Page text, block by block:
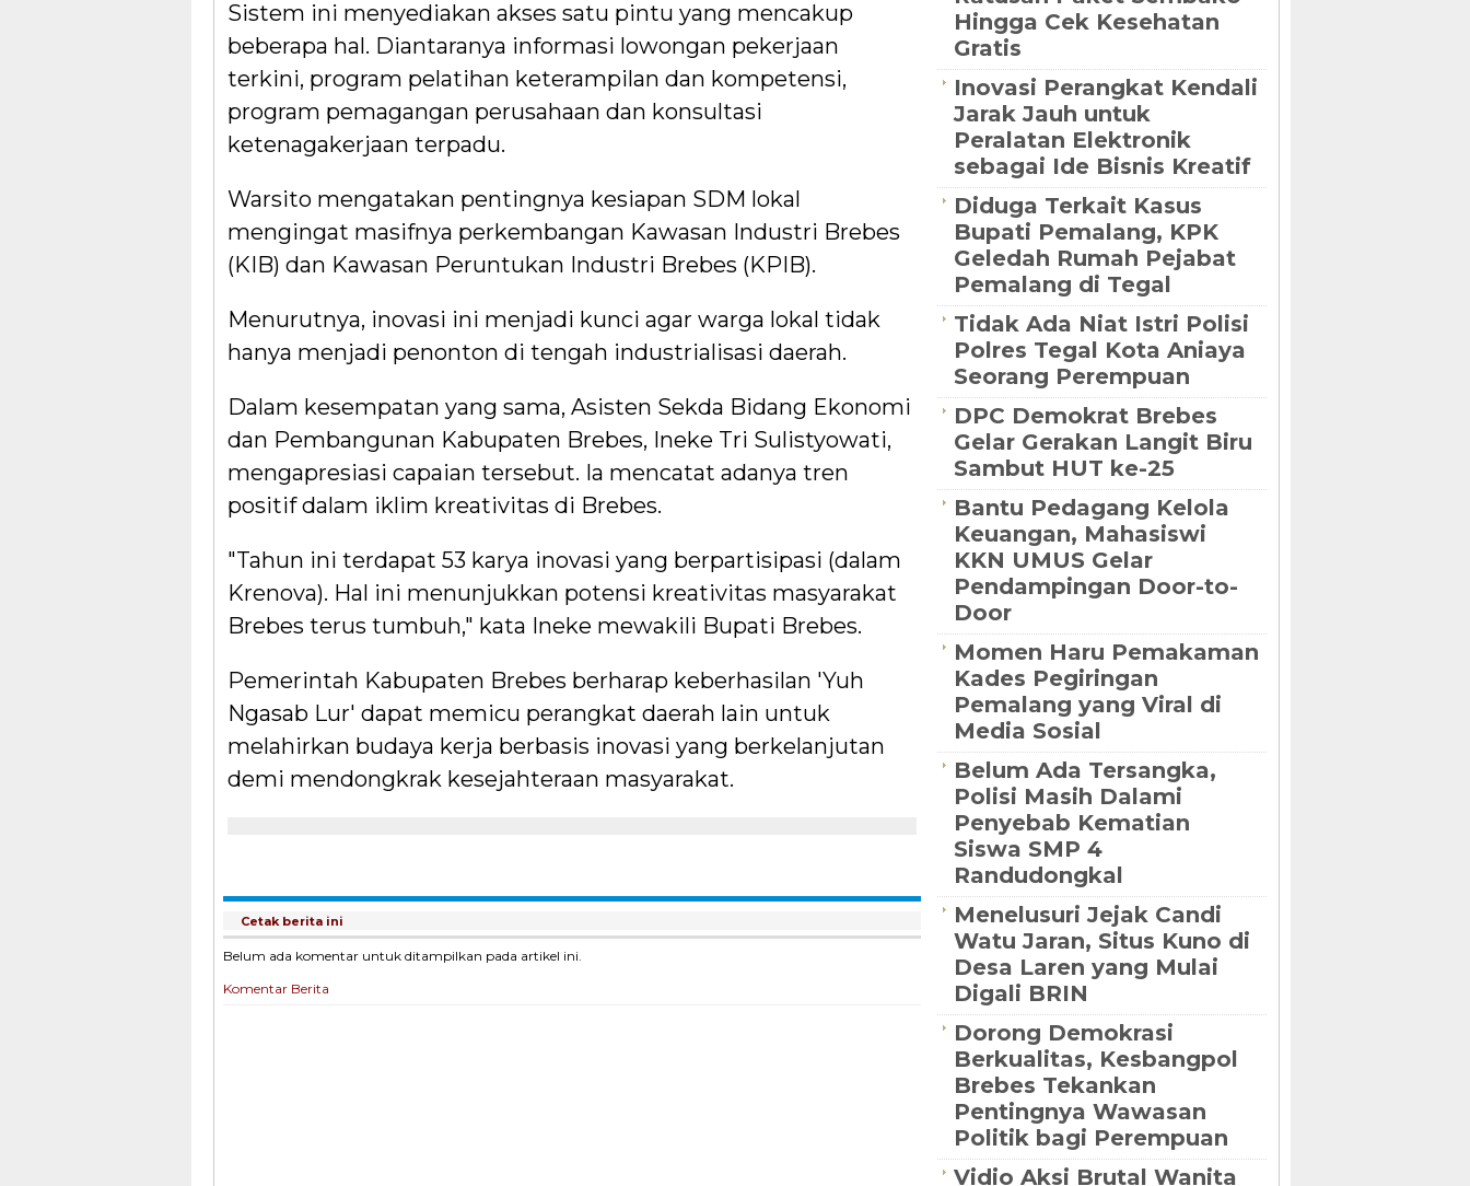
Sistem ini menyediakan akses satu pintu yang mencakup
beberapa hal. Diantaranya informasi lowongan pekerjaan
terkini, program pelatihan keterampilan dan kompetensi,
program pemagangan perusahaan dan konsultasi
ketenagakerjaan terpadu.
Warsito mengatakan pentingnya kesiapan SDM lokal
mengingat masifnya perkembangan Kawasan Industri Brebes
(KIB) dan Kawasan Peruntukan Industri Brebes (KPIB).
Menurutnya, inovasi ini menjadi kunci agar warga lokal tidak
hanya menjadi penonton di tengah industrialisasi daerah.
Dalam kesempatan yang sama, Asisten Sekda Bidang Ekonomi
dan Pembangunan Kabupaten Brebes, Ineke Tri Sulistyowati,
mengapresiasi capaian tersebut. Ia mencatat adanya tren
positif dalam iklim kreativitas di Brebes.
"Tahun ini terdapat 53 karya inovasi yang berpartisipasi (dalam
Krenova). Hal ini menunjukkan potensi kreativitas masyarakat
Brebes terus tumbuh," kata Ineke mewakili Bupati Brebes.
Pemerintah Kabupaten Brebes berharap keberhasilan 'Yuh
Ngasab Lur' dapat memicu perangkat daerah lain untuk
melahirkan budaya kerja berbasis inovasi yang berkelanjutan
demi mendongkrak kesejahteraan masyarakat.
Cetak berita ini
Belum ada komentar untuk ditampilkan pada artikel ini.
Komentar Berita
Hingga Cek Kesehatan
Gratis
Inovasi Perangkat Kendali
Jarak Jauh untuk
Peralatan Elektronik
sebagai Ide Bisnis Kreatif
Diduga Terkait Kasus
Bupati Pemalang, KPK
Geledah Rumah Pejabat
Pemalang di Tegal
Tidak Ada Niat Istri Polisi
Polres Tegal Kota Aniaya
Seorang Perempuan
DPC Demokrat Brebes
Gelar Gerakan Langit Biru
Sambut HUT ke-25
Bantu Pedagang Kelola
Keuangan, Mahasiswi
KKN UMUS Gelar
Pendampingan Door-to-
Door
Momen Haru Pemakaman
Kades Pegiringan
Pemalang yang Viral di
Media Sosial
Belum Ada Tersangka,
Polisi Masih Dalami
Penyebab Kematian
Siswa SMP 4
Randudongkal
Menelusuri Jejak Candi
Watu Jaran, Situs Kuno di
Desa Laren yang Mulai
Digali BRIN
Dorong Demokrasi
Berkualitas, Kesbangpol
Brebes Tekankan
Pentingnya Wawasan
Politik bagi Perempuan
Vidio Aksi Brutal Wanita